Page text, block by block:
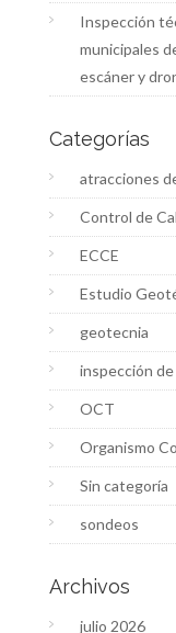
Inspección
municipales
escáner y
Categorías
atracciones
Control de
ECCE
Estudio
geotecnia
inspección
OCT
Organismo
Sin categoría
sondeos
Archivos
julio 2026